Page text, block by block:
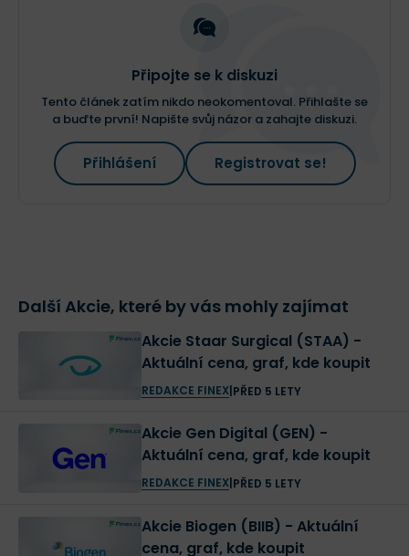
Připojte se k diskuzi
Tento článek zatím nikdo neokomentoval. Přihlašte se
a buďte první! Napište svůj názor a zahajte diskuzi.
Přihlášení Registrovat se!
Další Akcie, které by vás mohly zajímat
Akcie Staar Surgical (STAA) -
Aktuální cena, graf, kde koupit
REDAKCE FINEX| PŘED 5 LETY
Akcie Gen Digital (GEN) -
Aktuální cena, graf, kde koupit
REDAKCE FINEX| PŘED 5 LETY
Akcie Biogen (BIIB) - Aktuální
cena, graf, kde koupit